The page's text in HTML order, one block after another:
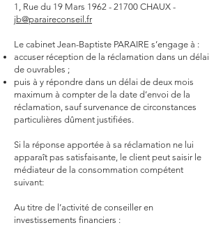
1, Rue du 19 Mars 1962 - 21700 CHAUX -
jb@paraireconseil.fr
Le cabinet Jean-Baptiste PARAIRE s’engage à :
accuser réception de la réclamation dans un délai
de ouvrables ;
puis à y répondre dans un délai de deux mois
maximum à compter de la date d’envoi de la
réclamation, sauf survenance de circonstances
particulières dûment justifiées.
Si la réponse apportée à sa réclamation ne lui
apparaît pas satisfaisante, le client peut saisir le
médiateur de la consommation compétent
suivant:
Au titre de l’activité de conseiller en
investissements financiers :